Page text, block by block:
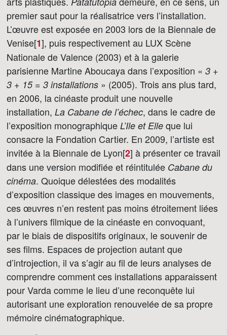
premier saut pour la réalisatrice vers l’installation.
L’œuvre est exposée en 2003 lors de la Biennale de
Venise[1], puis respectivement au LUX Scène
Nationale de Valence (2003) et à la galerie
parisienne Martine Aboucaya dans l’exposition « 3 +
3 + 15 = 3 installations » (2005). Trois ans plus tard,
en 2006, la cinéaste produit une nouvelle
installation, La Cabane de l’échec, dans le cadre de
l’exposition monographique L’Ile et Elle que lui
consacre la Fondation Cartier. En 2009, l’artiste est
invitée à la Biennale de Lyon[2] à présenter ce travail
dans une version modifiée et réintitulée Cabane du
cinéma. Quoique délestées des modalités
d’exposition classique des images en mouvements,
ces œuvres n’en restent pas moins étroitement liées
à l’univers filmique de la cinéaste en convoquant,
par le biais de dispositifs originaux, le souvenir de
ses films. Espaces de projection autant que
d’introjection, il va s’agir au fil de leurs analyses de
comprendre comment ces installations apparaissent
pour Varda comme le lieu d’une reconquête lui
autorisant une exploration renouvelée de sa propre
mémoire cinématographique.